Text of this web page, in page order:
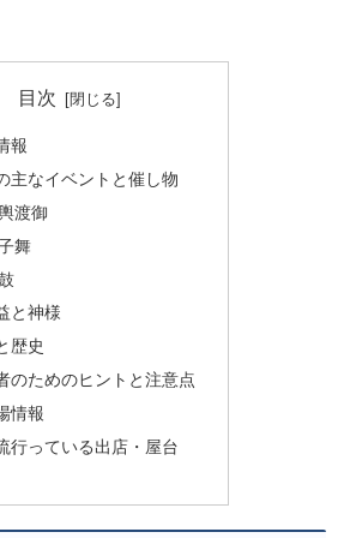
目次
報
主なイベントと催し物
渡御
舞
と神様
歴史
のためのヒントと注意点
情報
行っている出店・屋台